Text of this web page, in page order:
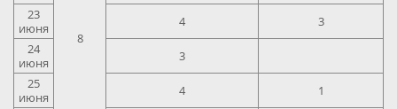
8
23
июня
4
3
24
июня
3
25
июня
4
1